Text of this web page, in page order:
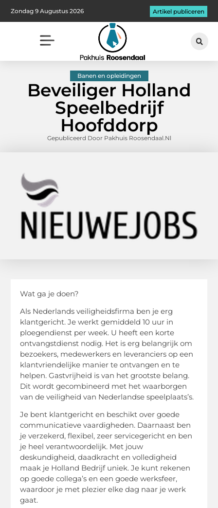
Zondag 9 Augustus 2026 Artikel publiceren
Banen en opleidingen
Beveiliger Holland
Speelbedrijf
Hoofddorp
Gepubliceerd Door Pakhuis Roosendaal.nl
Wat ga je doen?
Als Nederlands veiligheidsfirma ben je erg
klantgericht. Je werkt gemiddeld 10 uur in
ploegendienst per week. U heeft een korte
ontvangstdienst nodig. Het is erg belangrijk om
bezoekers, medewerkers en leveranciers op een
klantvriendelijke manier te ontvangen en te
helpen. Gastvrijheid is van het grootste belang.
Dit wordt gecombineerd met het waarborgen
van de veiligheid van Nederlandse speelplaats’s.
Je bent klantgericht en beschikt over goede
communicatieve vaardigheden. Daarnaast ben
je verzekerd, flexibel, zeer servicegericht en ben
je heel verantwoordelijk. Met jouw
deskundigheid, daadkracht en volledigheid
maak je Holland Bedrijf uniek. Je kunt rekenen
op goede collega’s en een goede werksfeer,
waardoor je met plezier elke dag naar je werk
gaat.